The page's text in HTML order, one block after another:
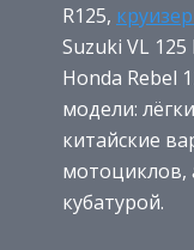
R125,
Suzuki VL
Honda Rebel
модели:
китайские
мотоциклов,
кубатурой.